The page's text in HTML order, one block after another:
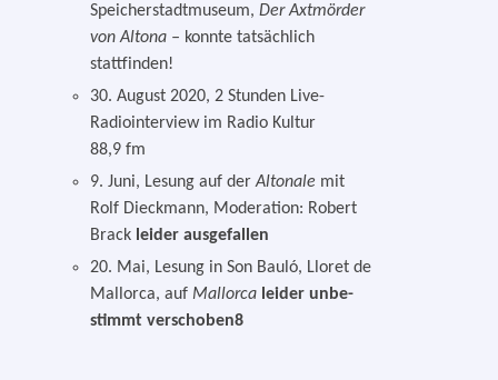
Speicherstadtmuseum,Der Axtmörder
von Altona – konn­te tat­säch­lich
stattfinden!
30. August 2020, 2 Stunden Live-
Radiointerview im Radio Kultur
88,9 fm
9. Juni, Lesung auf derAltonale mit
Rolf Dieckmann, Moderation: Robert
Brack lei­der ausgefallen
20. Mai, Lesung in Son Bauló, Lloret de
Mallorca, auf Mallorca lei­der unbe­
stimmt verschoben8